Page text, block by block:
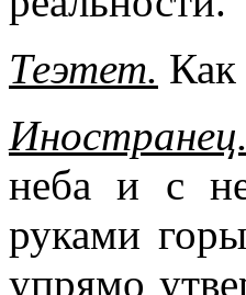
Теэтет. Как
Иностранец.
неба и с
руками
упрямо